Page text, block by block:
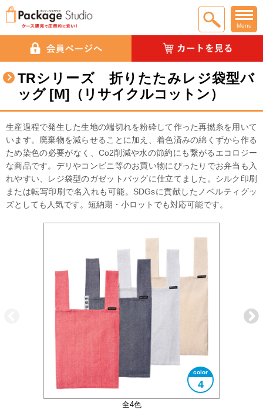
Menu
TRシリーズ 折りたたみレジ袋型バ
ッグ [M]（リサイクルコットン）
生産過程で発生した生地の端切れを粉砕して作った再撚糸を用いて
います。廃棄物を減らせることに加え、着色済みの綿くずから作る
ため染色の必要がなく、Co2削減や水の節約にも繋がるエコロジー
な商品です。デリやコンビニ等のお買い物にぴったりでお弁当も入
れやすい、レジ袋型のガゼットバッグに仕立てました。シルク印刷
または転写印刷で名入れも可能。SDGsに貢献したノベルティグッ
ズとしても人気です。短納期・小ロットでも対応可能です。
全4色
4
A4サイズ対応
コンパクトに折りたたむことができます
大きさイメージ